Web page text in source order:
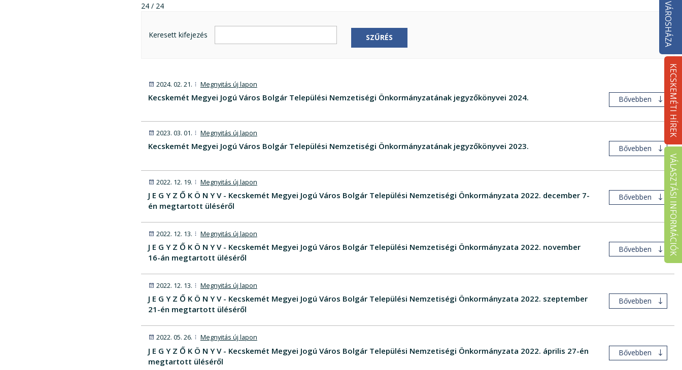
VÁROSHÁZA
KECSKEMÉTI HÍREK
VÁLASZTÁSI INFORMÁCIÓK
24 / 24
Keresett kifejezés SZŰRÉS
2024. 02. 21. Megnyitás új lapon
Kecskemét Megyei Jogú Város Bolgár Települési Nemzetiségi Önkormányzatának jegyzőkönyvei 2024. Bővebben
2023. 03. 01. Megnyitás új lapon
Kecskemét Megyei Jogú Város Bolgár Települési Nemzetiségi Önkormányzatának jegyzőkönyvei 2023. Bővebben
2022. 12. 19. Megnyitás új lapon
J E G Y Z Ő K Ö N Y V - Kecskemét Megyei Jogú Város Bolgár Települési Nemzetiségi Önkormányzata 2022. december 7-
én megtartott üléséről
Bővebben
2022. 12. 13. Megnyitás új lapon
J E G Y Z Ő K Ö N Y V - Kecskemét Megyei Jogú Város Bolgár Települési Nemzetiségi Önkormányzata 2022. november
16-án megtartott üléséről
Bővebben
2022. 12. 13. Megnyitás új lapon
J E G Y Z Ő K Ö N Y V - Kecskemét Megyei Jogú Város Bolgár Települési Nemzetiségi Önkormányzata 2022. szeptember
21-én megtartott üléséről
Bővebben
2022. 05. 26. Megnyitás új lapon
J E G Y Z Ő K Ö N Y V - Kecskemét Megyei Jogú Város Bolgár Települési Nemzetiségi Önkormányzata 2022. április 27-én
megtartott üléséről
Bővebben